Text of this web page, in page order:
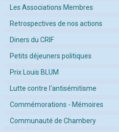
Les Associations Membres
Retrospectives de nos actions
Diners du CRIF
Petits déjeuners politiques
Prix Louis BLUM
Lutte contre l'antisémitisme
Commémorations - Mémoires
Communauté de Chambery